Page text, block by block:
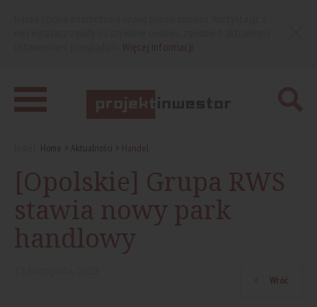
Home Aktualności Handel
[Opolskie] Grupa RWS
stawia nowy park
handlowy
Wróć